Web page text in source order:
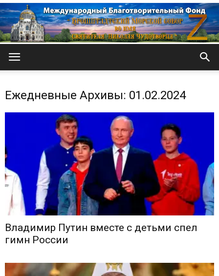
собор
Ежедневные Архивы: 01.02.2024
Владимир Путин вместе с детьми спел
гимн России